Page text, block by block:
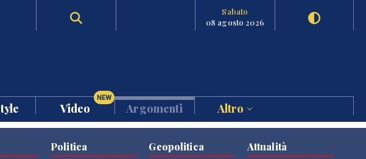
Sabato
08 agosto 2026
Video
NEW
Argomenti Altro
Politica Geopolitica Attualità